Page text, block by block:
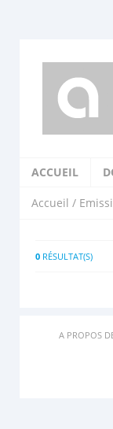
ACCUEIL
Accueil /
0 RÉSULTAT(S)
A PROPOS